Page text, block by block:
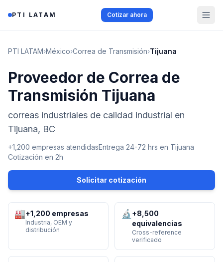
PTI LATAM Cotizar ahora
PTI LATAM›México›Correa de Transmisión›Tijuana
Proveedor de Correa de
Transmisión Tijuana
correas industriales de calidad industrial en
Tijuana, BC
+1,200 empresas atendidasEntrega 24-72 hrs en Tijuana
Cotización en 2h
Solicitar cotización
🏭+1,200 empresas
Industria, OEM y
distribución
🔬 +8,500
equivalencias
Cross-reference
verificado